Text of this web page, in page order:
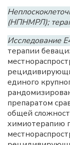
(НПНМРЛ);
Исследование
терапии
единого
препаратом
общей
химиотерапию